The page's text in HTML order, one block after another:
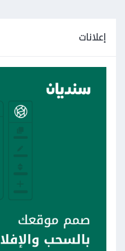
إعلانات